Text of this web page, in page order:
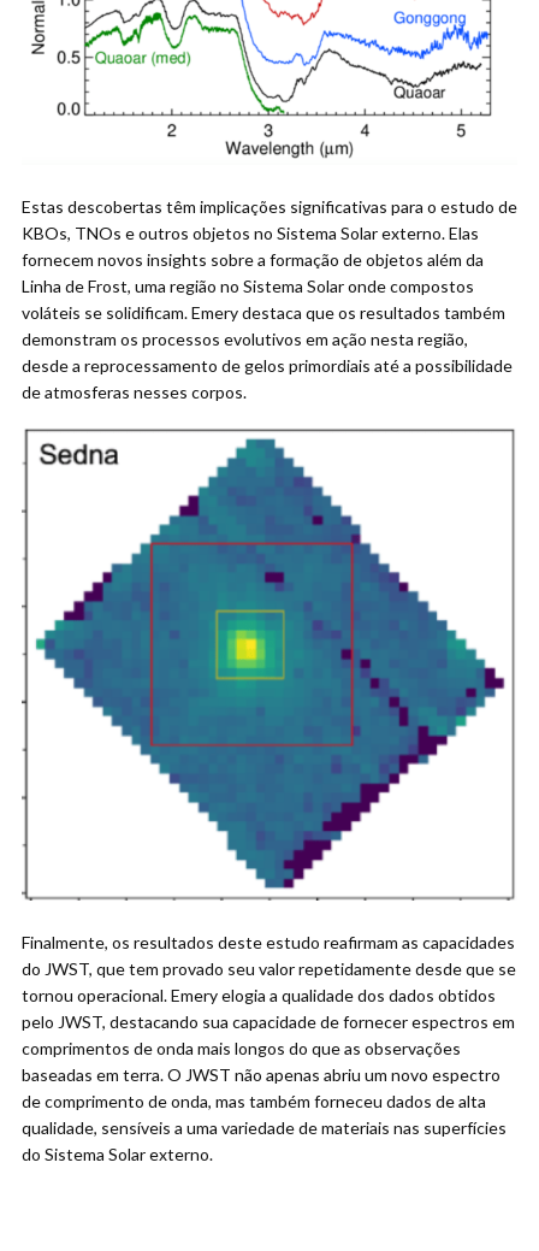
Estas descobertas têm implicações significativas para o estudo de
KBOs, TNOs e outros objetos no Sistema Solar externo. Elas
fornecem novos insights sobre a formação de objetos além da
Linha de Frost, uma região no Sistema Solar onde compostos
voláteis se solidificam. Emery destaca que os resultados também
demonstram os processos evolutivos em ação nesta região,
desde a reprocessamento de gelos primordiais até a possibilidade
de atmosferas nesses corpos.
Finalmente, os resultados deste estudo reafirmam as capacidades
do JWST, que tem provado seu valor repetidamente desde que se
tornou operacional. Emery elogia a qualidade dos dados obtidos
pelo JWST, destacando sua capacidade de fornecer espectros em
comprimentos de onda mais longos do que as observações
baseadas em terra. O JWST não apenas abriu um novo espectro
de comprimento de onda, mas também forneceu dados de alta
qualidade, sensíveis a uma variedade de materiais nas superfícies
do Sistema Solar externo.